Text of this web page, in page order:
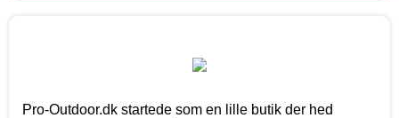
Pro-Outdoor.dk startede som en lille butik der hed